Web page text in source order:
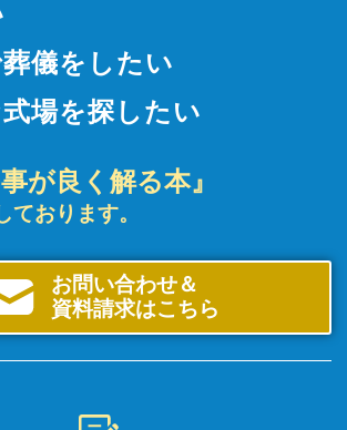
儀をしたい
場を探したい
が良く解る本』
ております。
お問い合わせ＆
資料請求はこちら